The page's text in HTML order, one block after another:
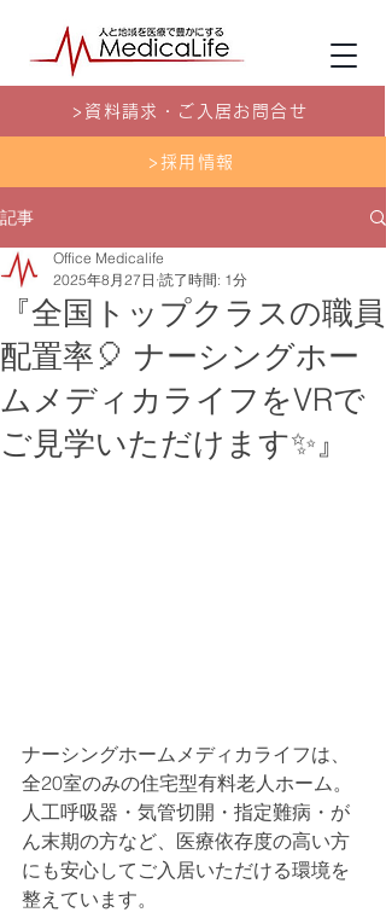
>資料請求・ご入居お問合せ
>採用情報
記事
『全国トップクラスの職員
配置率🎈 ナーシングホー
ムメディカライフをVRで
ご見学いただけます✨』
Office Medicalife
2025年8月27日 読了時間: 1分
ナーシングホームメディカライフは、
全20室のみの住宅型有料老人ホーム。
人工呼吸器・気管切開・指定難病・が
ん末期の方など、医療依存度の高い方
にも安心してご入居いただける環境を
整えています。